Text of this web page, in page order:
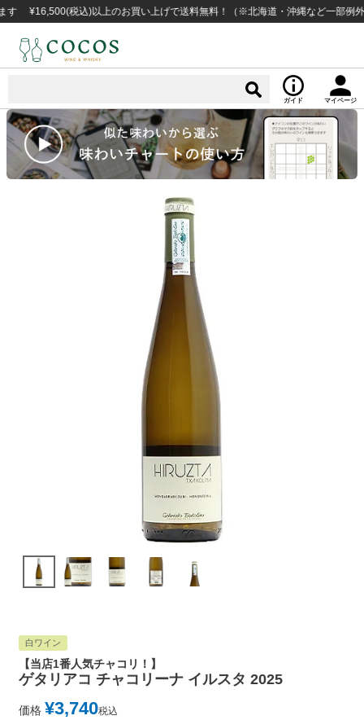
税込)以上のお買い上げで送料無料！（※北海道・沖縄など一部例外地域
ガイド マイページ
白ワイン
【当店1番人気チャコリ！】
ゲタリアコ チャコリーナ イルスタ 2025
価格 ¥3,740税込